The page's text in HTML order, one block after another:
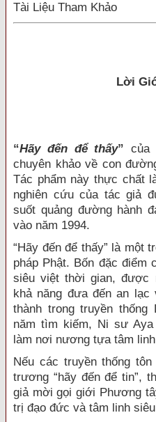
Tài Liệu Tham Khảo
Lời
“Hãy đến để thấy” của
chuyên khảo về con
Tác phẩm này thực chất
nghiên cứu của tác giả
suốt quảng đường hành
vào năm 1994.
“Hãy đến để thấy” là một
pháp Phật. Bốn đặc điểm
siêu việt thời gian,
khả năng đưa đến an
thành trong truyền
năm tìm kiếm, Ni sư
làm nơi nương tựa tâm
Nếu các truyền thống
trương “hãy đến để tin”,
giả mời gọi giới Phương
trị đạo đức và tâm linh